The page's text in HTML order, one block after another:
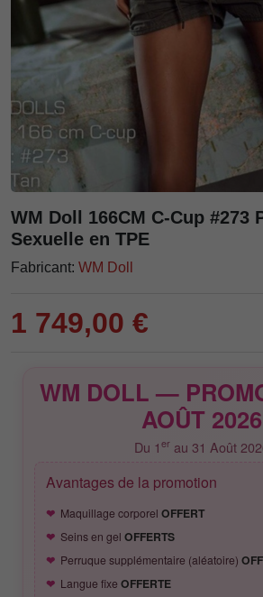
WM Doll 166CM C-Cup #273
Sexuelle en TPE
Fabricant: WM Doll
1 749,00 €
WM DOLL —
AOÛT 2026
Du 1 erau 31 Août
Avantages de la promotion
Maquillage corporel OFFERT
Seins en gel OFFERTS
Perruque supplémentaire (aléatoire)
Langue fixe OFFERTE